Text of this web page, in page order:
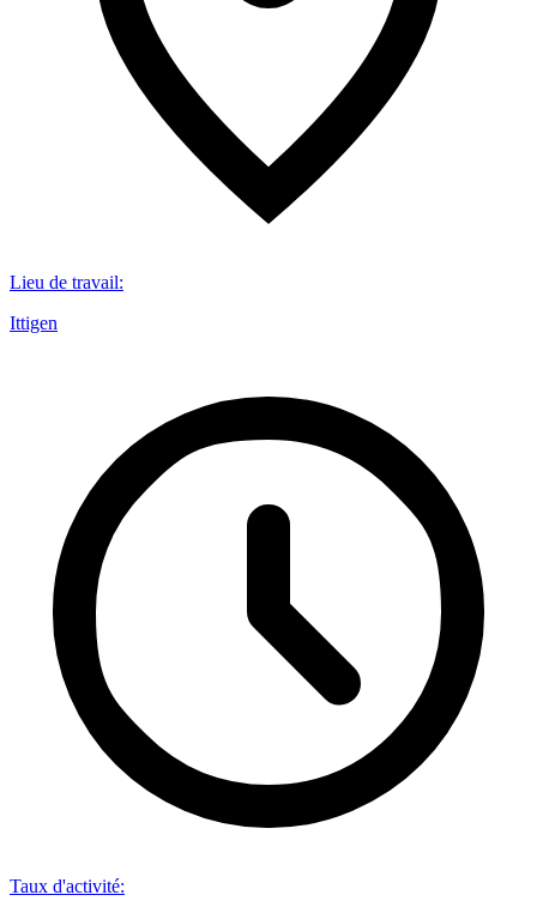
Lieu de travail:
Ittigen
Taux d'activité: